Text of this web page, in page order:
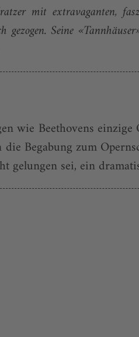
mit extravaganten,
Seine
wie Beethovens
Begabung zum
gelungen sei, ein